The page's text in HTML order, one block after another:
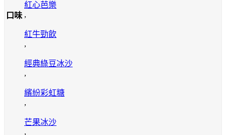
口味
紅心芭樂
,
紅牛勁飲
,
經典綠豆冰沙
,
繽紛彩虹糖
,
芒果冰沙
,